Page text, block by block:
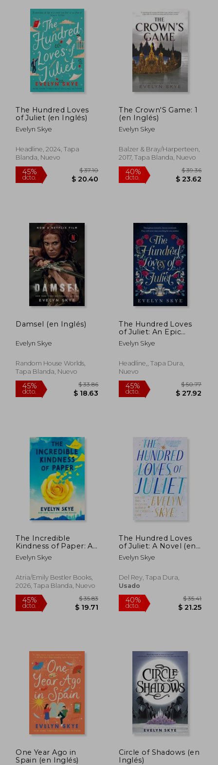
45%
dcto.
$ 44.26 45%
dcto.
The Hundred Loves
of Juliet (en Inglés)
Evelyn Skye
Headline, 2024, Tapa
Blanda, Nuevo
45%
dcto. $ 20.40
The Crown'S Game: 1
(en Inglés)
Evelyn Skye
Balzer & Bray/Harperteen,
2017, Tapa Blanda, Nuevo
40%
dcto.
Damsel (en Inglés)
Evelyn Skye
Random House Worlds,
Tapa Blanda, Nuevo
45%
dcto.
$ 33.86
$ 18.63
The Hundred Loves
of Juliet: An Epic
Reimagining of a
Legendary Love Story
Evelyn Skye
Headline,, Tapa Dura,
Nuevo
45%
dcto. $
The Incredible
Kindness of Paper: A
Novel (en Inglés)
Evelyn Skye
Atria/Emily Bestler Books,
2026, Tapa Blanda, Nuevo
The Hundred Loves
of Juliet: A Novel (en
Inglés)
Evelyn Skye
Del Rey, Tapa Dura,
Usado
One Year Ago in
Spain (en Inglés)
Circle of Shadows (en
Inglés)